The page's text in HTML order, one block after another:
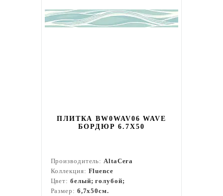
ПЛИТКА BW0WAV06 WAVE
БОРДЮР 6.7Х50
Производитель:AltaCera
Коллекция: Fluence
Цвет: белый; голубой;
Размер: 6,7x50см.